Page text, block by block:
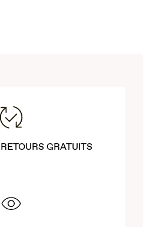
GRATUITS